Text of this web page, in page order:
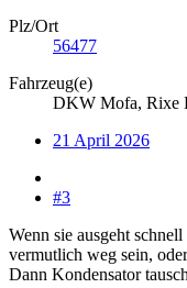
Plz/Ort
56477
Fahrzeug(e)
DKW Mofa, Rixe
21 April 2026
#3
Wenn sie ausgeht
vermutlich weg sein,
Dann Kondensator